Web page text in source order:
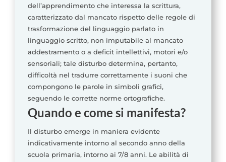
dell’apprendimento che interessa la scrittura,
caratterizzato dal mancato rispetto delle regole di
trasformazione del linguaggio parlato in
linguaggio scritto, non imputabile al mancato
addestramento o a deficit intellettivi, motori e/o
sensoriali; tale disturbo determina, pertanto,
difficoltà nel tradurre correttamente i suoni che
compongono le parole in simboli grafici,
seguendo le corrette norme ortografiche.
Quando e come si manifesta?
Il disturbo emerge in maniera evidente
indicativamente intorno al secondo anno della
scuola primaria, intorno ai 7/8 anni. Le abilità di